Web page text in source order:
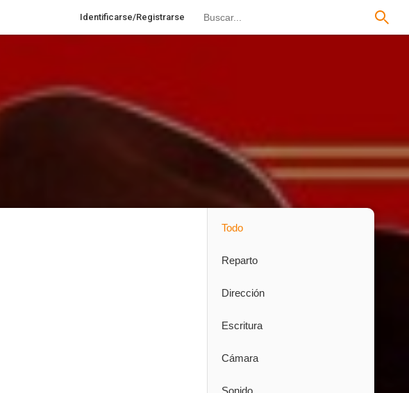
Identificarse/Registrarse
Todo
Reparto
Dirección
Escritura
Cámara
Sonido